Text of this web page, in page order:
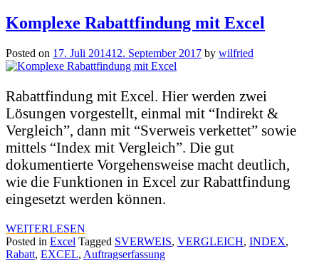
Komplexe Rabattfindung mit Excel
Posted on 17. Juli 201412. September 2017 by wilfried
Rabattfindung mit Excel. Hier werden zwei
Lösungen vorgestellt, einmal mit “Indirekt &
Vergleich”, dann mit “Sverweis verkettet” sowie
mittels “Index mit Vergleich”. Die gut
dokumentierte Vorgehensweise macht deutlich,
wie die Funktionen in Excel zur Rabattfindung
eingesetzt werden können.
WEITERLESEN
Posted in Excel Tagged SVERWEIS, VERGLEICH, INDEX,
Rabatt, EXCEL, Auftragserfassung